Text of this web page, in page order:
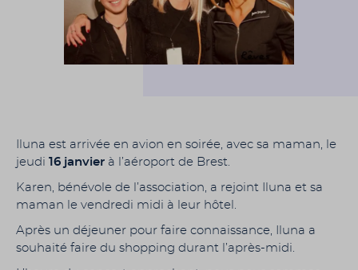
Iluna est arrivée en avion en soirée, avec sa maman, le
jeudi 16 janvier à l’aéroport de Brest.
Karen, bénévole de l’association, a rejoint Iluna et sa
maman le vendredi midi à leur hôtel.
Après un déjeuner pour faire connaissance, Iluna a
souhaité faire du shopping durant l’après-midi.